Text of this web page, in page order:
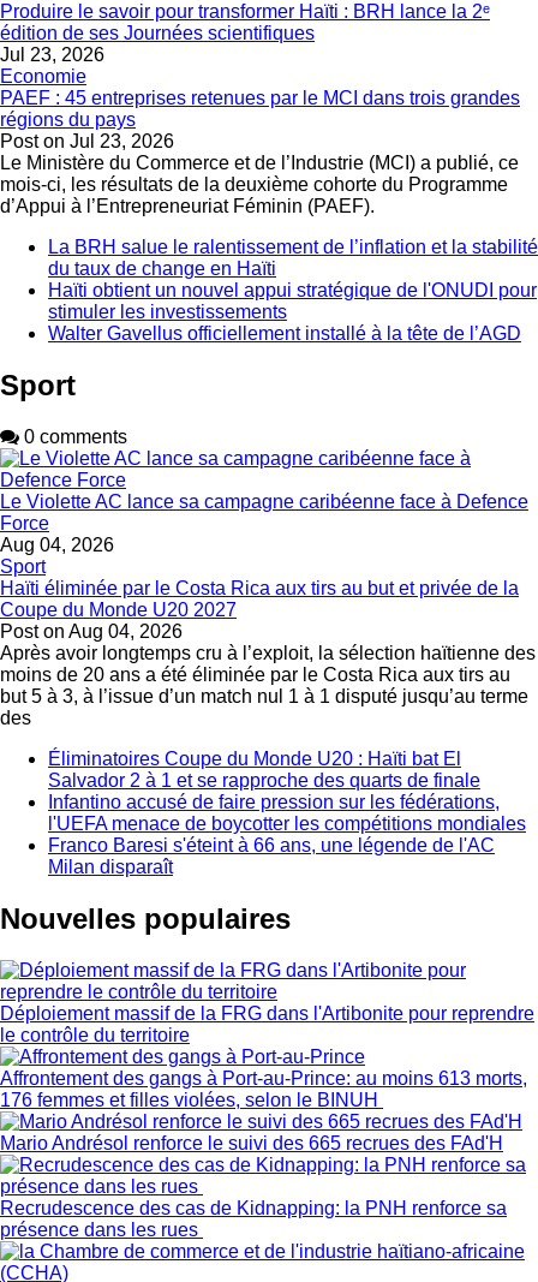
Produire le savoir pour transformer Haïti : BRH lance la 2ᵉ
édition de ses Journées scientifiques
Jul 23, 2026
Economie
PAEF : 45 entreprises retenues par le MCI dans trois grandes
régions du pays
Post on Jul 23, 2026
Le Ministère du Commerce et de l’Industrie (MCI) a publié, ce
mois-ci, les résultats de la deuxième cohorte du Programme
d’Appui à l’Entrepreneuriat Féminin (PAEF).
La BRH salue le ralentissement de l’inflation et la stabilité
du taux de change en Haïti
Haïti obtient un nouvel appui stratégique de l'ONUDI pour
stimuler les investissements
Walter Gavellus officiellement installé à la tête de l’AGD
Sport
0 comments
Le Violette AC lance sa campagne caribéenne face à Defence
Force
Aug 04, 2026
Sport
Haïti éliminée par le Costa Rica aux tirs au but et privée de la
Coupe du Monde U20 2027
Post on Aug 04, 2026
Après avoir longtemps cru à l’exploit, la sélection haïtienne des
moins de 20 ans a été éliminée par le Costa Rica aux tirs au
but 5 à 3, à l’issue d’un match nul 1 à 1 disputé jusqu’au terme
des
Éliminatoires Coupe du Monde U20 : Haïti bat El
Salvador 2 à 1 et se rapproche des quarts de finale
Infantino accusé de faire pression sur les fédérations,
l'UEFA menace de boycotter les compétitions mondiales
Franco Baresi s'éteint à 66 ans, une légende de l'AC
Milan disparaît
Nouvelles populaires
Déploiement massif de la FRG dans l'Artibonite pour reprendre
le contrôle du territoire
Affrontement des gangs à Port-au-Prince: au moins 613 morts,
176 femmes et filles violées, selon le BINUH
Mario Andrésol renforce le suivi des 665 recrues des FAd'H
Recrudescence des cas de Kidnapping: la PNH renforce sa
présence dans les rues